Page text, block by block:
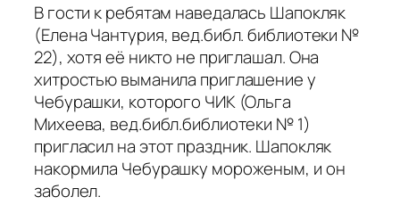
В гости к ребятам наведалась Шапокляк
(Елена Чантурия, вед.библ. библиотеки №
22), хотя её никто не приглашал. Она
хитростью выманила приглашение у
Чебурашки, которого ЧИК (Ольга
Михеева, вед.библ.библиотеки № 1)
пригласил на этот праздник. Шапокляк
накормила Чебурашку мороженым, и он
заболел.